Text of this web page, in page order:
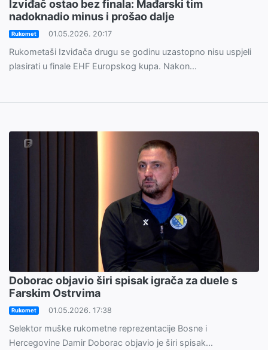
Izviđač ostao bez finala: Mađarski tim
nadoknadio minus i prošao dalje
Rukomet 01.05.2026. 20:17
Rukometaši Izviđača drugu se godinu uzastopno nisu uspjeli
plasirati u finale EHF Europskog kupa. Nakon...
Doborac objavio širi spisak igrača za duele s
Farskim Ostrvima
Rukomet 01.05.2026. 17:38
Selektor muške rukometne reprezentacije Bosne i
Hercegovine Damir Doborac objavio je širi spisak...